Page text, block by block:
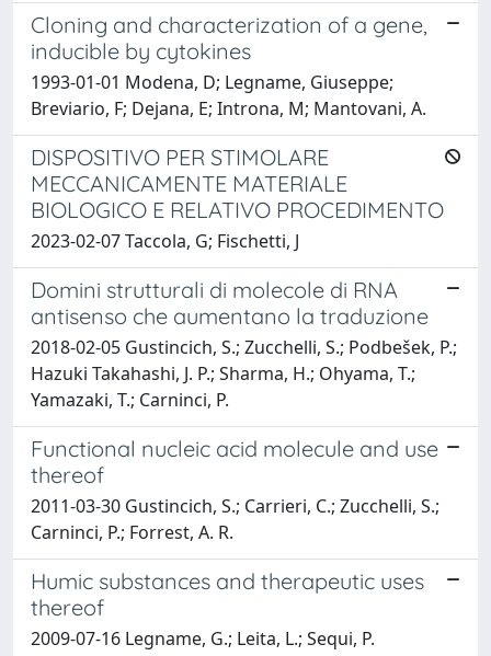
Cloning and characterization of a gene,
inducible by cytokines
1993-01-01 Modena, D; Legname, Giuseppe;
Breviario, F; Dejana, E; Introna, M; Mantovani, A.
DISPOSITIVO PER STIMOLARE
MECCANICAMENTE MATERIALE
BIOLOGICO E RELATIVO PROCEDIMENTO
2023-02-07 Taccola, G; Fischetti, J
Domini strutturali di molecole di RNA
antisenso che aumentano la traduzione
2018-02-05 Gustincich, S.; Zucchelli, S.; Podbešek, P.;
Hazuki Takahashi, J. P.; Sharma, H.; Ohyama, T.;
Yamazaki, T.; Carninci, P.
Functional nucleic acid molecule and use
thereof
2011-03-30 Gustincich, S.; Carrieri, C.; Zucchelli, S.;
Carninci, P.; Forrest, A. R.
Humic substances and therapeutic uses
thereof
2009-07-16 Legname, G.; Leita, L.; Sequi, P.